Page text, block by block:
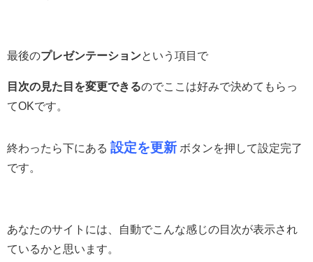
最後のプレゼンテーションという項目で
目次の見た目を変更できるのでここは好みで決めてもらっ
てOKです。
終わったら下にある 設定を更新 ボタンを押して設定完了
です。
あなたのサイトには、自動でこんな感じの目次が表示され
ているかと思います。